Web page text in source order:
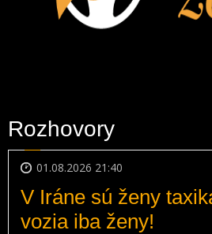
Rozhovory
01.08.2026 21:40
V Iráne sú ženy
vozia iba ženy!